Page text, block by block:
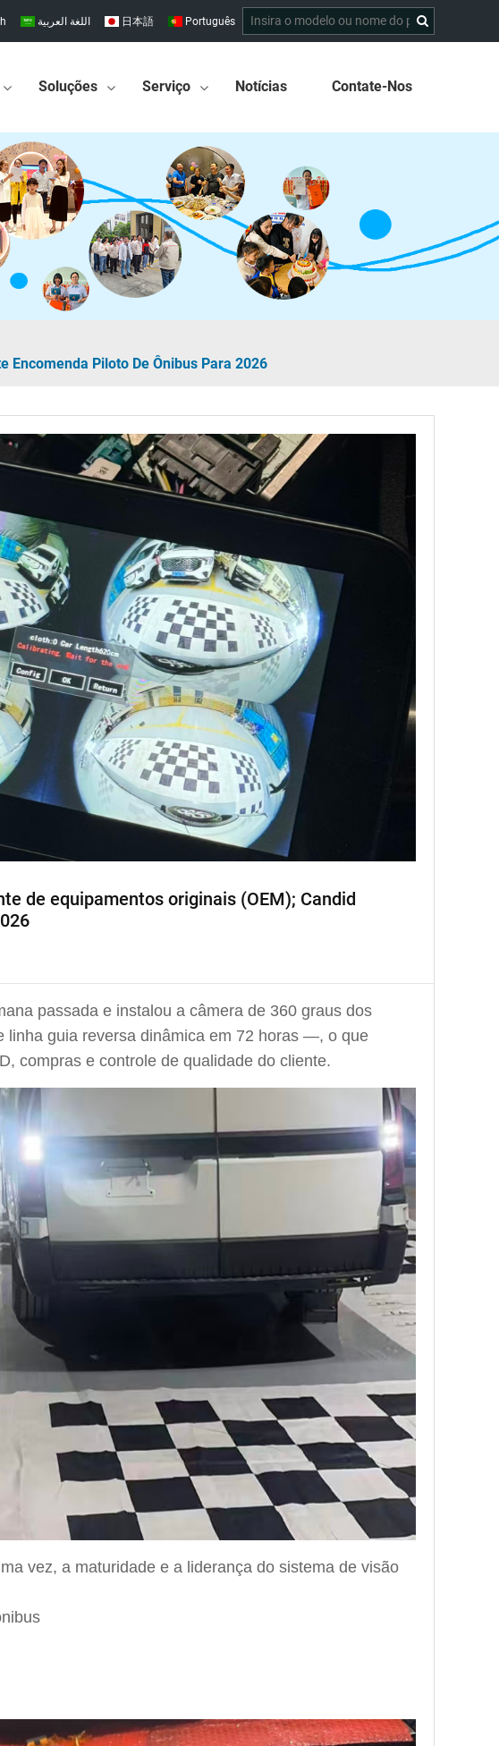
اللغة العربية 日本語 Português
Soluções Serviço Notícias Contate-Nos
Encomenda Piloto De Ônibus Para 2026
de equipamentos originais (OEM); Candid
passada e instalou a câmera de 360 graus dos
guia reversa dinâmica em 72 horas —, o que
compras e controle de qualidade do cliente.
vez, a maturidade e a liderança do sistema de visão